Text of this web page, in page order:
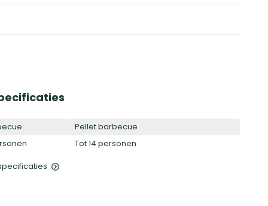
Pellet barbecue
Tot 14 personen